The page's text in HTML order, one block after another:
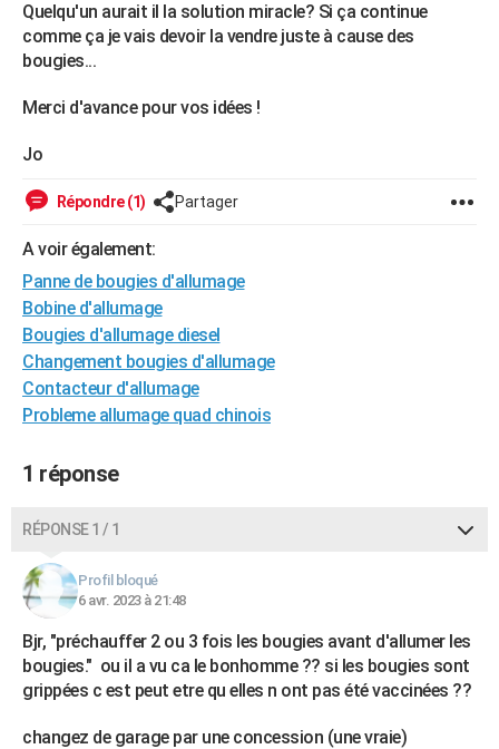
COPAINS D'AVANT
S'inscrire
Se connecter
Lycées
Collèges
Primaires
Universités
Entreprises
Service militaire
Avis de recherche
AVIS DE DÉCÈS
FORUM
Bricolage
Lifestyle
Culture
Sport
Auto
Television
Voyage
Cinema
Quelqu'un aurait il la solution miracle? Si ça continue
comme ça je vais devoir la vendre juste à cause des
bougies...
Merci d'avance pour vos idées !
Jo
Répondre (1) Partager
A voir également:
Panne de bougies d'allumage
Bobine d'allumage
Bougies d'allumage diesel
Changement bougies d'allumage
Contacteur d'allumage
Probleme allumage quad chinois
1 réponse
RÉPONSE 1 / 1
Profil bloqué
6 avr. 2023 à 21:48
Bjr, "préchauffer 2 ou 3 fois les bougies avant d'allumer les
bougies." ou il a vu ca le bonhomme ?? si les bougies sont
grippées c est peut etre qu elles n ont pas été vaccinées ??
changez de garage par une concession (une vraie)